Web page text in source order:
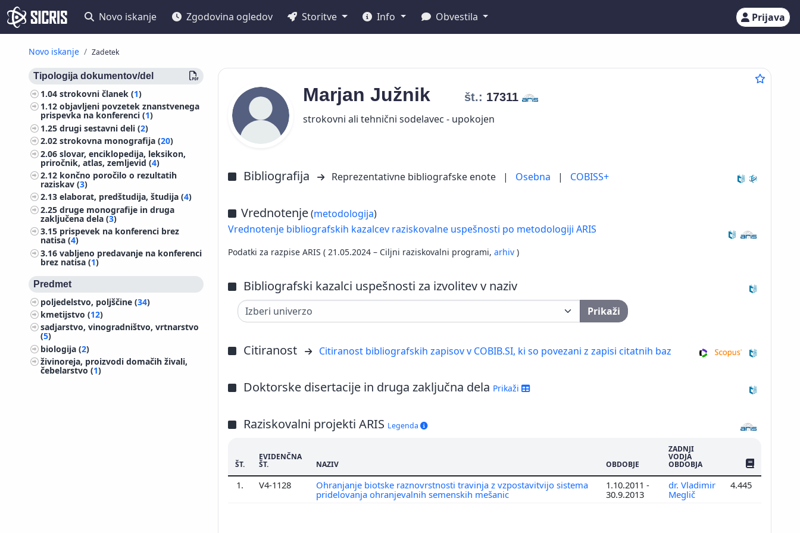
Novo iskanje Zgodovina ogledov Storitve Info Obvestila Prijava
Novo iskanje Zadetek
Tipologija dokumentov/del
1.04strokovni članek (1)
1.12objavljeni povzetek znanstvenega
prispevka na konferenci (1)
1.25drugi sestavni deli (2)
2.02strokovna monografija (20)
2.06slovar, enciklopedija, leksikon,
priročnik, atlas, zemljevid (4)
2.12 končno poročilo o rezultatih
raziskav (3)
2.13elaborat, predštudija, študija (4)
2.25druge monografije in druga
zaključena dela (3)
3.15 prispevek na konferenci brez
natisa (4)
3.16vabljeno predavanje na konferenci
brez natisa (1)
Predmet
poljedelstvo, poljščine (34)
kmetijstvo (12)
sadjarstvo, vinogradništvo, vrtnarstvo
(5)
biologija (2)
živinoreja, proizvodi domačih živali,
čebelarstvo (1)
Marjan Južnik št.: 17311
strokovni ali tehnični sodelavec - upokojen
Bibliografija Reprezentativne bibliografske enote | Osebna | COBISS+
Vrednotenje(metodologija)
Vrednotenje bibliografskih kazalcev raziskovalne uspešnosti po metodologiji ARIS
Podatki za razpise ARIS ( 21.05.2024 – Ciljni raziskovalni programi, arhiv )
Bibliografski kazalci uspešnosti za izvolitev v naziv
Prikaži
Citiranost Citiranost bibliografskih zapisov v COBIB.SI, ki so povezani z zapisi citatnih baz
Doktorske disertacije in druga zaključna dela Prikaži
Raziskovalni projekti ARIS Legenda
ŠT.
EVIDENČNA
ŠT. NAZIV OBDOBJE
ZADNJI
VODJA
OBDOBJA ŠTEV.
1. V4-1128
Ohranjanje biotske raznovrstnosti travinja z vzpostavitvijo sistema
pridelovanja ohranjevalnih semenskih mešanic
1.10.2011 -
30.9.2013
dr. Vladimir
Meglič
4.445